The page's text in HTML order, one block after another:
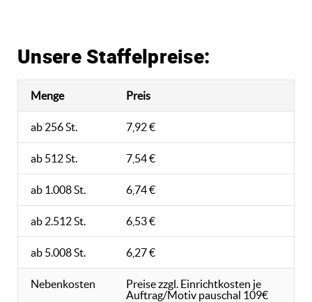
Unsere Staffelpreise:
Menge Preis
ab 256 St. 7,92 €
ab 512 St. 7,54 €
ab 1.008 St. 6,74 €
ab 2.512 St. 6,53 €
ab 5.008 St. 6,27 €
Nebenkosten
Preise zzgl. Einrichtkosten je
Auftrag/Motiv pauschal 109€